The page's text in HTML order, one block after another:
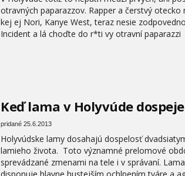
otravných paparazzov. Rapper a čerstvý
kej ej Nori, Kanye West, teraz nesie
Incident a lá choďte do r*ti vy otravní paparazzi
Keď lama v Holyvúde dospeje
pridané 25.6.2013
Holyvúdske lamy dosahajú dospelosť
lamieho života. Toto významné prelomové
sprevádzané zmenami na tele i v správaní.